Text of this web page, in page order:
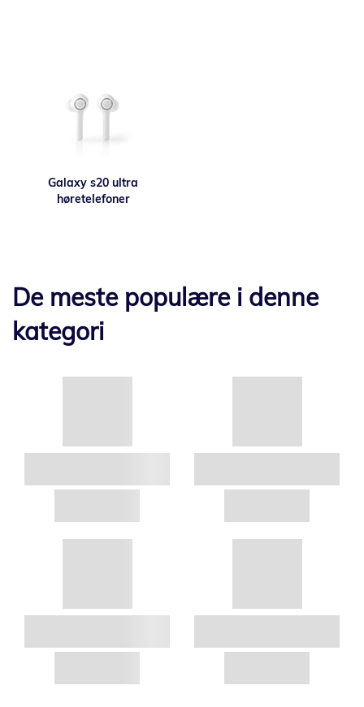
Galaxy s20 ultra
høretelefoner
De meste populære i denne
kategori